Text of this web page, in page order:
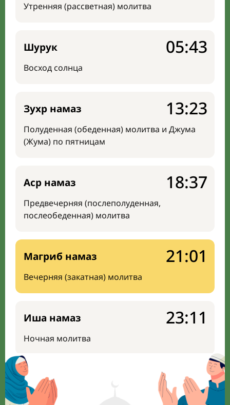
Утренняя (рассветная) молитва
Шурук
Восход солнца
05:43
Зухр намаз
Полуденная (обеденная) молитва и Джума
(Жума) по пятницам
13:23
Аср намаз
Предвечерняя (послеполуденная,
послеобеденная) молитва
18:37
Магриб намаз
Вечерняя (закатная) молитва
21:01
Иша намаз
Ночная молитва
23:11